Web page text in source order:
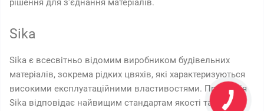
рішення для з'єднання матеріалів.
Sika
Sika є всесвітньо відомим виробником будівельних
матеріалів, зокрема рідких цвяхів, які характеризуються
високими експлуатаційними властивостями. Продукція
Sika відповідає найвищим стандартам якості та